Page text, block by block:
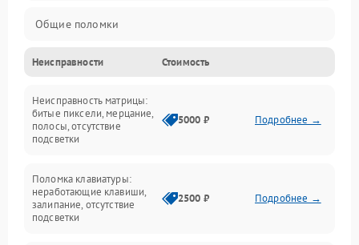
Общие поломки
Устройства
Программные ошибки
Электрические и системные сбои
Интерфейсные проблемы
Батарея
Неисправности Стоимость
Неисправность матрицы:
битые пиксели, мерцание,
полосы, отсутствие
подсветки
5000 ₽ Подробнее →
Поломка клавиатуры:
неработающие клавиши,
залипание, отсутствие
подсветки
2500 ₽ Подробнее →